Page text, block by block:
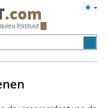
.com
Instituut